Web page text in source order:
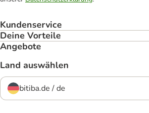
Kundenservice
Deine Vorteile
Angebote
Land auswählen
bitiba.de / de